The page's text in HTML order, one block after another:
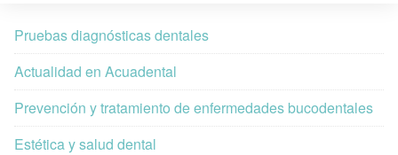
Pruebas diagnósticas dentales
Actualidad en Acuadental
Prevención y tratamiento de enfermedades bucodentales
Estética y salud dental